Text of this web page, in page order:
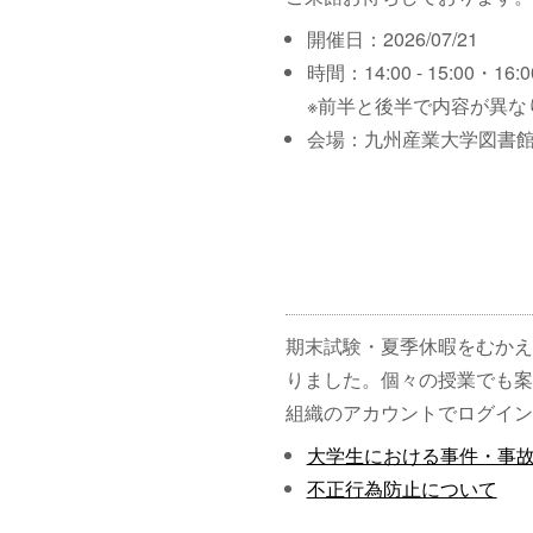
開催日：2026/07/21
時間：14:00 - 15:00・
※前半と後半で内容が異
会場：九州産業大学図書
期末試験・夏季休暇をむか
りました。個々の授業でも
組織のアカウントでログイ
大学生における事件・事
不正行為防止について